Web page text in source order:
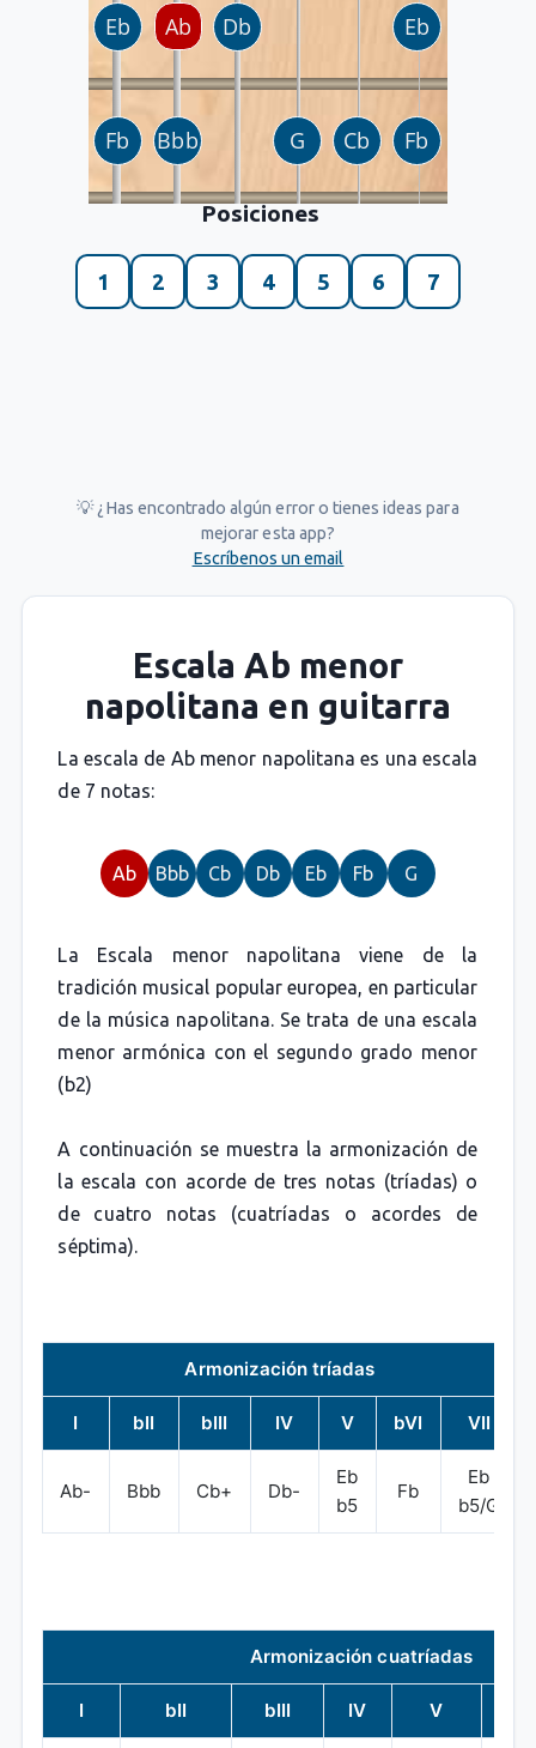
Posiciones
1 2 3 4 5 6 7
💡 ¿Has encontrado algún error o tienes ideas para
mejorar esta app?
Escríbenos un email
Escala Ab menor
napolitana en guitarra
La escala de Ab menor napolitana es una escala
de 7 notas:
Ab Bbb Cb Db Eb Fb G
La Escala menor napolitana viene de la
tradición musical popular europea, en particular
de la música napolitana. Se trata de una escala
menor armónica con el segundo grado menor
(b2)
A continuación se muestra la armonización de
la escala con acorde de tres notas (tríadas) o
de cuatro notas (cuatríadas o acordes de
séptima).
Armonización tríadas
I bII bIII IV V bVI VII
Ab- Bbb Cb+ Db-
Eb
b5
Fb
Eb
b5/G
Armonización cuatríadas
I bII bIII IV V